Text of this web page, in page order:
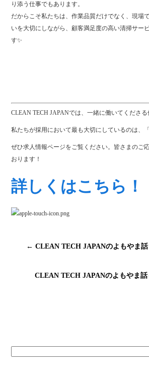
り添う仕事でもあります。
だからこそ私たちは、作業品質だけでなく、現場
いを大切にしながら、顧客満足度の高い清掃サー
す✨
CLEAN TECH JAPANでは、一緒に働いてくださる
私たちが採用において最も大切にしているのは、
ぜひ求人情報ページをご覧ください。皆さまのご
おります！
詳しくはこちら！
← CLEAN TECH JAPANのよもやま
CLEAN TECH JAPANのよもやま話